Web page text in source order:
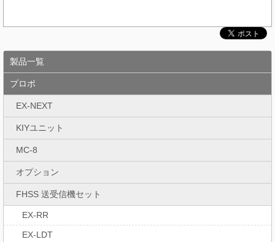
製品一覧
プロポ
EX-NEXT
KIYユニット
MC-8
オプション
FHSS 送受信機セット
EX-RR
EX-LDT